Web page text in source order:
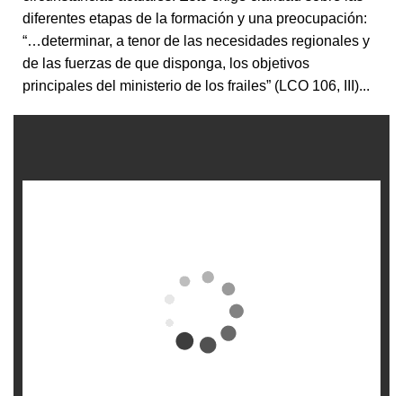
diferentes etapas de la formación y una preocupación:
“…determinar, a tenor de las necesidades regionales y
de las fuerzas de que disponga, los objetivos
principales del ministerio de los frailes” (LCO 106, III)...